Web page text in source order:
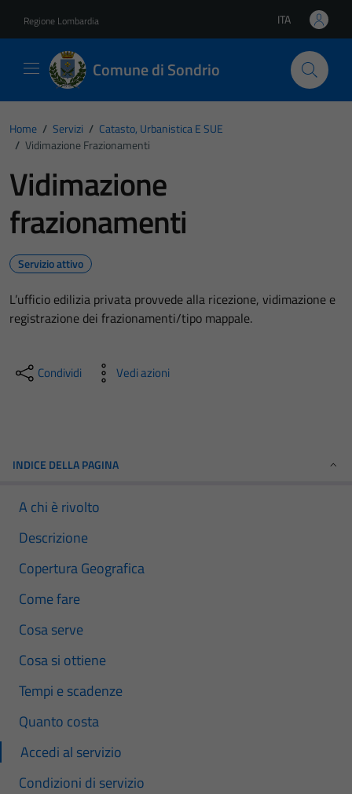
Regione Lombardia Lingua attiva:
ITA
Comune di Sondrio
Home / Servizi / Catasto, Urbanistica E SUE
/ Vidimazione Frazionamenti
Vidimazione
frazionamenti
Servizio attivo
L’ufficio edilizia privata provvede alla ricezione, vidimazione e
registrazione dei frazionamenti/tipo mappale.
Condividi Vedi azioni
INDICE DELLA PAGINA
A chi è rivolto
Descrizione
Copertura Geografica
Come fare
Cosa serve
Cosa si ottiene
Tempi e scadenze
Quanto costa
Accedi al servizio
Condizioni di servizio